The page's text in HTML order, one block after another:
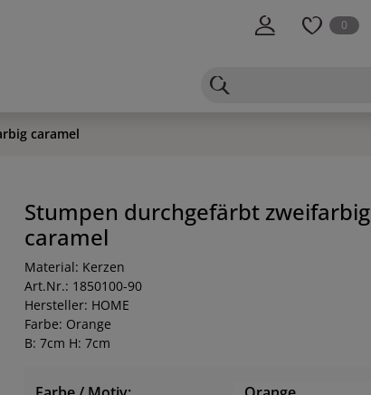
0
caramel
Stumpen durchgefärbt zweifarbig
caramel
Material: Kerzen
Art.Nr.: 1850100-90
Hersteller: HOME
Farbe: Orange
B: 7cm H: 7cm